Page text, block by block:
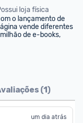
loja física
o lançamento de
vende diferentes
de e-books,
(1)
um dia atrás